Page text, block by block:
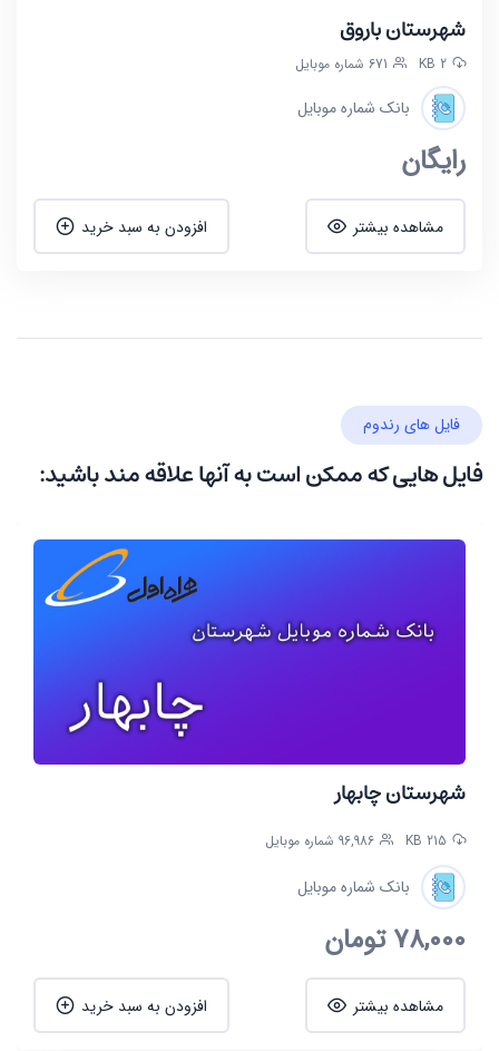
شهرستان باروق
2 KB 671 شماره موبایل
بانک شماره موبایل
رایگان
مشاهده بیشتر افزودن به سبد خرید
فایل های رندوم
فایل هایی که ممکن است به آنها علاقه مند باشید:
شهرستان چابهار
215 KB 96,986 شماره موبایل
بانک شماره موبایل
78,000تومان
مشاهده بیشتر افزودن به سبد خرید